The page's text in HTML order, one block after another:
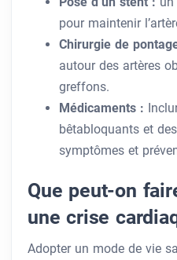
pour maintenir
Chirurgie de
autour des artères
greffons.
Médicaments :
bêtabloquants et
symptômes et
Que peut-on
une crise
Adopter un mode de vie